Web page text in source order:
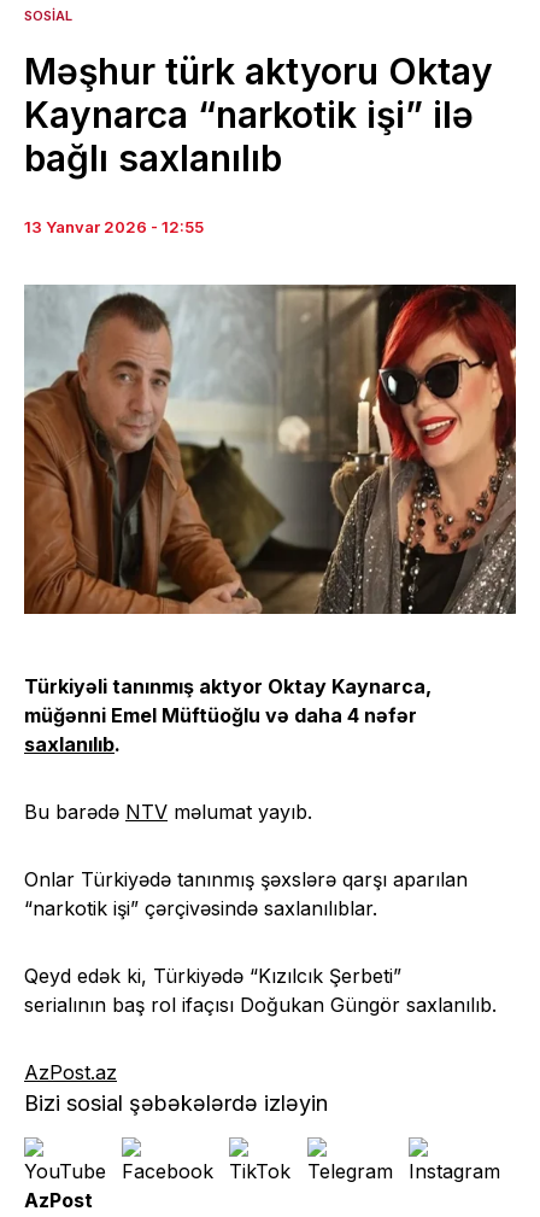
SOSIAL
Məşhur türk aktyoru Oktay
Kaynarca “narkotik işi” ilə
bağlı saxlanılıb
13 Yanvar 2026 - 12:55
Türkiyəli tanınmış aktyor Oktay Kaynarca,
müğənni Emel Müftüoğlu və daha 4 nəfər
saxlanılıb.
Bu barədə NTV məlumat yayıb.
Onlar Türkiyədə tanınmış şəxslərə qarşı aparılan
“narkotik işi” çərçivəsində saxlanılıblar.
Qeyd edək ki, Türkiyədə “Kızılcık Şerbeti”
serialının baş rol ifaçısı Doğukan Güngör saxlanılıb.
AzPost.az
Bizi sosial şəbəkələrdə izləyin
AzPost